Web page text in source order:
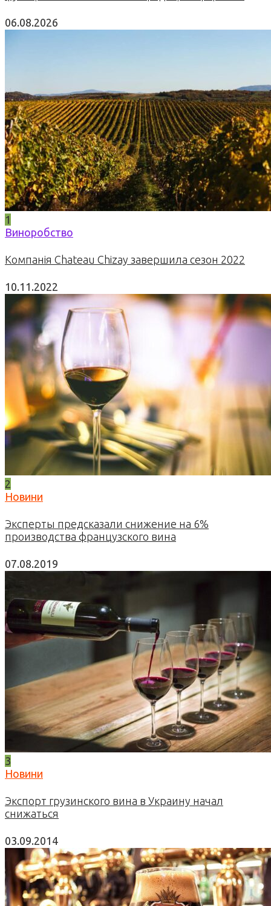
06.08.2026
1
Виноробство
Компанія Chateau Chizay завершила сезон 2022
10.11.2022
2
Новини
Эксперты предсказали снижение на 6%
производства французского вина
07.08.2019
3
Новини
Экспорт грузинского вина в Украину начал
снижаться
03.09.2014